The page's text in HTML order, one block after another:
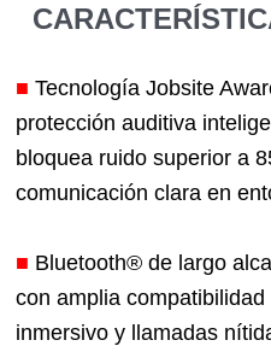
■ Tecnología Jobsite
protección auditiva
bloquea ruido superior a
comunicación clara en
■ Bluetooth® de largo
con amplia
inmersivo y llamadas